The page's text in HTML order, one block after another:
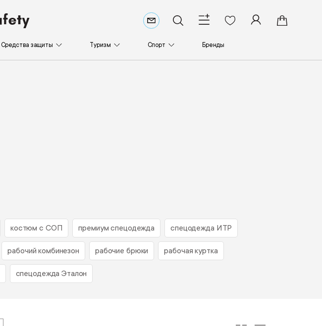
Средства защиты Туризм Спорт Бренды
костюм с СОП премиум спецодежда спецодежда ИТР
рабочий комбинезон рабочие брюки рабочая куртка
спецодежда Эталон